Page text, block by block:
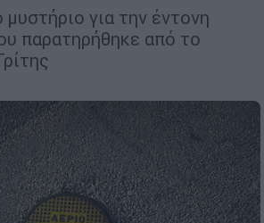
μυστήριο για την έντονη
παρατηρήθηκε από το